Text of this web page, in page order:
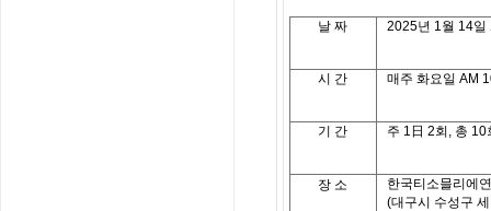
날 짜 2025년 1월 14일
시 간 매주 화요일 AM
기 간 주 1 日 2회 , 총 10
장 소
한국티소믈리에
(대구시 수성구